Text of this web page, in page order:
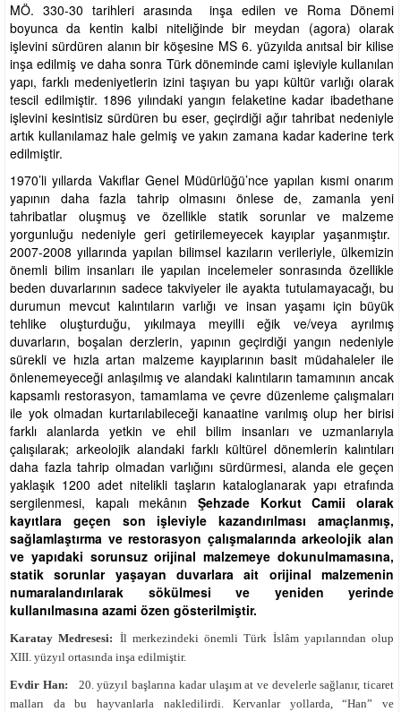
MÖ. 330-30 tarihleri arasında inşa edilen ve Roma Dönemi
boyunca da kentin kalbi niteliğinde bir meydan (agora) olarak
işlevini sürdüren alanın bir köşesine MS 6. yüzyılda anıtsal bir kilise
inşa edilmiş ve daha sonra Türk döneminde cami işleviyle kullanılan
yapı, farklı medeniyetlerin izini taşıyan bu yapı kültür varlığı olarak
tescil edilmiştir. 1896 yılındaki yangın felaketine kadar ibadethane
işlevini kesintisiz sürdüren bu eser, geçirdiği ağır tahribat nedeniyle
artık kullanılamaz hale gelmiş ve yakın zamana kadar kaderine terk
edilmiştir.
1970’li yıllarda Vakıflar Genel Müdürlüğü’nce yapılan kısmi onarım
yapının daha fazla tahrip olmasını önlese de, zamanla yeni
tahribatlar oluşmuş ve özellikle statik sorunlar ve malzeme
yorgunluğu nedeniyle geri getirilemeyecek kayıplar yaşanmıştır.
2007-2008 yıllarında yapılan bilimsel kazıların verileriyle, ülkemizin
önemli bilim insanları ile yapılan incelemeler sonrasında özellikle
beden duvarlarının sadece takviyeler ile ayakta tutulamayacağı, bu
durumun mevcut kalıntıların varlığı ve insan yaşamı için büyük
tehlike oluşturduğu, yıkılmaya meyilli eğik ve/veya ayrılmış
duvarların, boşalan derzlerin, yapının geçirdiği yangın nedeniyle
sürekli ve hızla artan malzeme kayıplarının basit müdahaleler ile
önlenemeyeceği anlaşılmış ve alandaki kalıntıların tamamının ancak
kapsamlı restorasyon, tamamlama ve çevre düzenleme çalışmaları
ile yok olmadan kurtarılabileceği kanaatine varılmış olup her birisi
farklı alanlarda yetkin ve ehil bilim insanları ve uzmanlarıyla
çalışılarak; arkeolojik alandaki farklı kültürel dönemlerin kalıntıları
daha fazla tahrip olmadan varlığını sürdürmesi, alanda ele geçen
yaklaşık 1200 adet nitelikli taşların kataloglanarak yapı etrafında
sergilenmesi, kapalı mekânın Şehzade Korkut Camii olarak
kayıtlara geçen son işleviyle kazandırılması amaçlanmış,
sağlamlaştırma ve restorasyon çalışmalarında arkeolojik alan
ve yapıdaki sorunsuz orijinal malzemeye dokunulmamasına,
statik sorunlar yaşayan duvarlara ait orijinal malzemenin
numaralandırılarak sökülmesi ve yeniden yerinde
kullanılmasına azami özen gösterilmiştir.
Karatay Medresesi: İl merkezindeki önemli Türk İslâm yapılarından olup
XIII. yüzyıl ortasında inşa edilmiştir.
Evdir Han:
20. yüzyıl başlarına kadar ulaşım at ve develerle sağlanır, ticaret
malları da bu hayvanlarla nakledilirdi. Kervanlar yollarda, “Han” ve